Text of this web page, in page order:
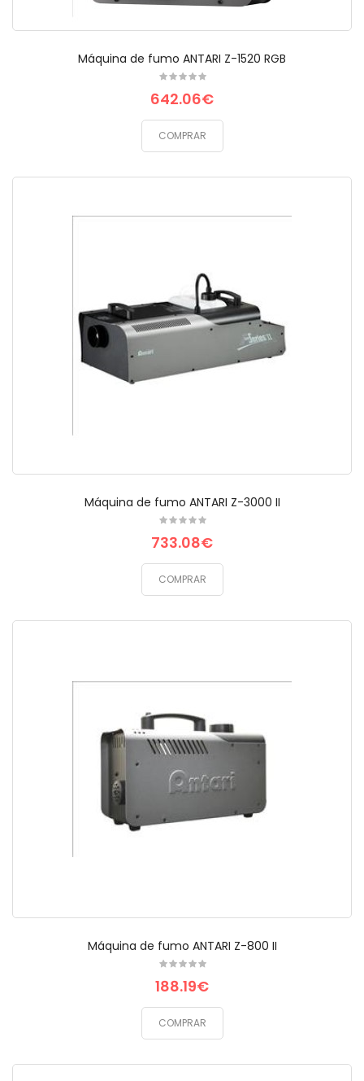
Máquina de fumo ANTARI Z-1520 RGB
642.06€
COMPRAR
Máquina de fumo ANTARI Z-3000 II
733.08€
COMPRAR
Máquina de fumo ANTARI Z-800 II
188.19€
COMPRAR